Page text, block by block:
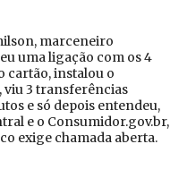
marceneiro
uma ligação com os 4
cartão, instalou o
viu 3 transferências
e só depois entendeu,
e o Consumidor.gov.br,
exige chamada aberta.